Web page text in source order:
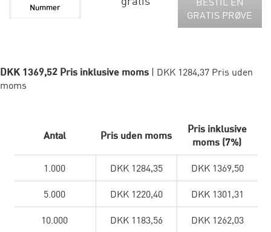
GRATIS PRØVE
DKK 1369,52 Pris inklusive moms | DKK 1284,37 Pris uden
moms
Antal Pris uden moms
Pris inklusive
moms (7%)
1.000 DKK 1284,35 DKK 1369,50
5.000 DKK 1220,40 DKK 1301,31
10.000 DKK 1183,56 DKK 1262,03